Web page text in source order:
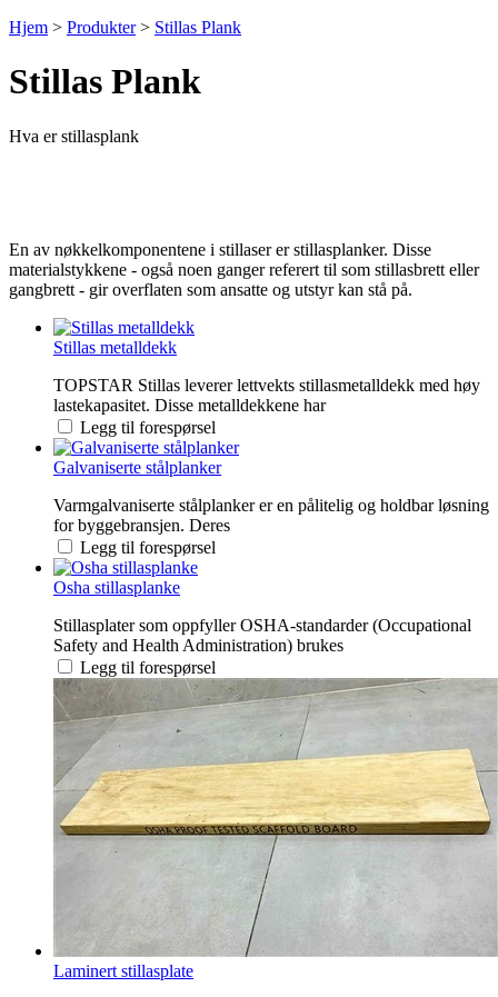
Hjem > Produkter> Stillas Plank
Stillas Plank
Hva er stillasplank
En av nøkkelkomponentene i stillaser er stillasplanker. Disse
materialstykkene - også noen ganger referert til som stillasbrett eller
gangbrett - gir overflaten som ansatte og utstyr kan stå på.
Stillas metalldekk
TOPSTAR Stillas leverer lettvekts stillasmetalldekk med høy
lastekapasitet. Disse metalldekkene har
Legg til forespørsel
Galvaniserte stålplanker
Varmgalvaniserte stålplanker er en pålitelig og holdbar løsning
for byggebransjen. Deres
Legg til forespørsel
Osha stillasplanke
Stillasplater som oppfyller OSHA-standarder (Occupational
Safety and Health Administration) brukes
Legg til forespørsel
Laminert stillasplate